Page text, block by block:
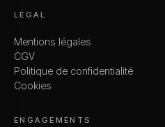
LÉGAL
Mentions légales
CGV
Politique de confidentialité
Cookies
ENGAGEMENTS